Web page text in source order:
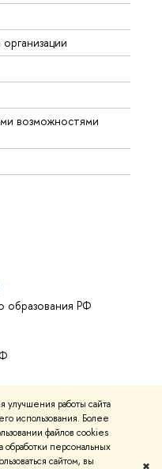
работы сайта
использования. Более
файлов cookies
обработки персональных
сайтом, вы ✖
возможностями
образования РФ
Условия